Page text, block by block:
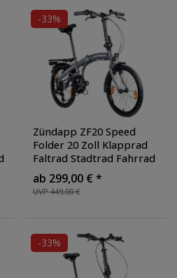
-33%
Zündapp ZF20 Speed
Folder 20 Zoll Klapprad
Faltrad Stadtrad Fahrrad
faltbar Klappfahrrad
StVZO, Farbe: grau
UVP 449,00 €
ab 299,00 € *
-33%